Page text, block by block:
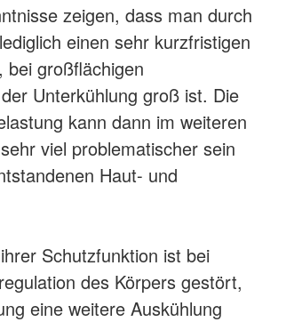
zeigen, dass man durch
einen sehr kurzfristigen
bei großflächigen
Unterkühlung groß ist. Die
kann dann im weiteren
viel problematischer sein
Haut- und
Schutzfunktion ist bei
des Körpers gestört,
eine weitere Auskühlung